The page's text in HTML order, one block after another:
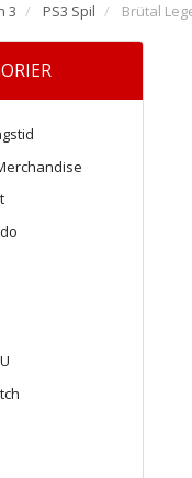
3 PS3 Spil Brütal